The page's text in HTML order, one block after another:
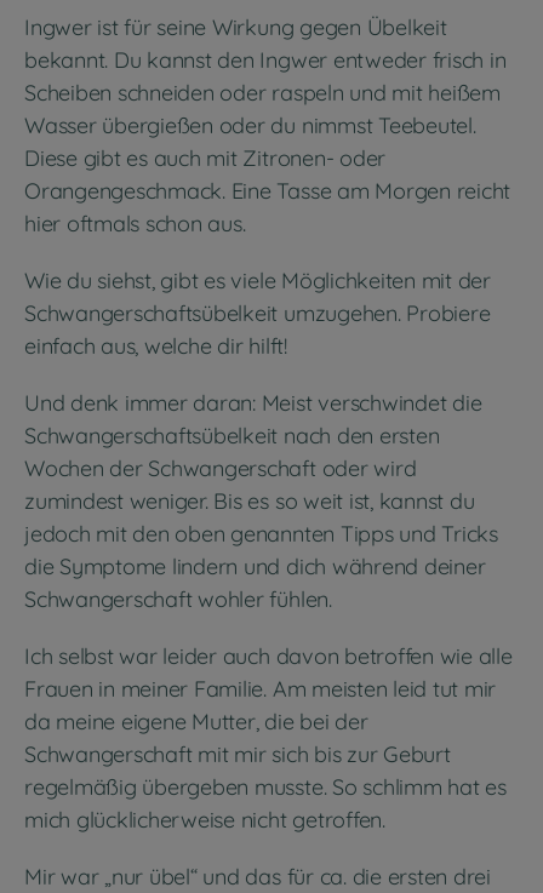
Ingwer ist für seine Wirkung gegen Übelkeit
bekannt. Du kannst den Ingwer entweder frisch in
Scheiben schneiden oder raspeln und mit heißem
Wasser übergießen oder du nimmst Teebeutel.
Diese gibt es auch mit Zitronen- oder
Orangengeschmack. Eine Tasse am Morgen reicht
hier oftmals schon aus.
Wie du siehst, gibt es viele Möglichkeiten mit der
Schwangerschaftsübelkeit umzugehen. Probiere
einfach aus, welche dir hilft!
Und denk immer daran: Meist verschwindet die
Schwangerschaftsübelkeit nach den ersten
Wochen der Schwangerschaft oder wird
zumindest weniger. Bis es so weit ist, kannst du
jedoch mit den oben genannten Tipps und Tricks
die Symptome lindern und dich während deiner
Schwangerschaft wohler fühlen.
Ich selbst war leider auch davon betroffen wie alle
Frauen in meiner Familie. Am meisten leid tut mir
da meine eigene Mutter, die bei der
Schwangerschaft mit mir sich bis zur Geburt
regelmäßig übergeben musste. So schlimm hat es
mich glücklicherweise nicht getroffen.
Mir war „nur übel“ und das für ca. die ersten drei